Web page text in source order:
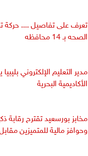
تعرف على تفاصيل .... حركة
الصحه بـ 14 محافظه
مدير التعليم الإلكتروني
الأكاديمية البحرية
مخابز بورسعيد تقترح رقابة
وحوافز مالية للمتميزين